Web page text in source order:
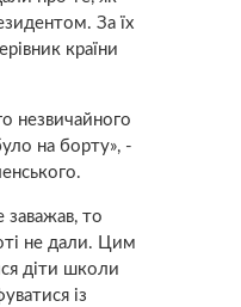
За їх
країни
незвичайного
на борту», ​​-
заважав, то
не дали. Цим
діти школи
із